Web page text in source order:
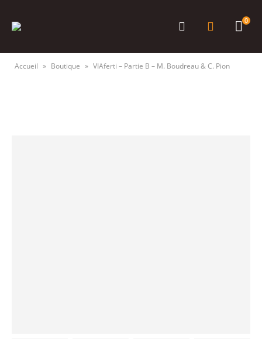
0
Accueil » Boutique » VIAferti – Partie B – M. Boudreau & C. Pion